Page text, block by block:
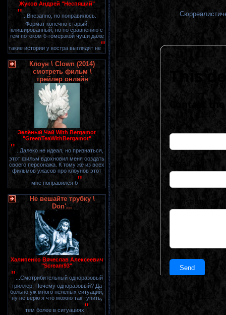
Жуков Андрей "Неспящий"
" ...Внезапно, но понравилось.
Формат конечно старый,
клишированный, но по сравнению с
тем потоком б-гомерзкой чуши даже
такие истории у костра выглядят не"
Клоун \ Clown (2014)
смотреть фильм \
трейлер онлайн
Зелёный Чай With Bergamot
"GreenTeaWithBergamot"
" ...Далеко не идеал, но признаться,
этот фильм вдохновил меня создать
своего персонажа. К тому же из всех
фильмов ужасов про клоунов этот
мне понравился б"
Не вешайте трубку \
Don'...
Халипенко Вячеслав Алексеевич
"Scream93"
" ...Смотрибительный одноразовый
триллер. Почему одноразовый? Да
больно уж много нелепых ситуаций,
ну не верю я что можно так тупить,
тем более в ситуациях"